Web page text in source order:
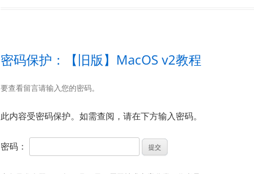
密码保护：【旧版】MacOS v2教程
要查看留言请输入您的密码。
此内容受密码保护。如需查阅，请在下方输入密码。
密码：